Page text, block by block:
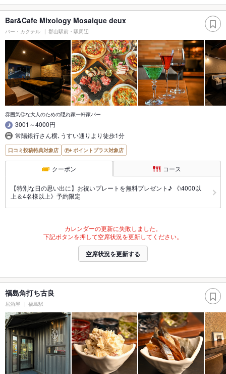
Bar&Cafe Mixology Mosaique deux
バー・カクテル 郡山駅前・駅周辺
雰囲気◎な大人のための隠れ家一軒家バー
3001～4000円
常陽銀行さん横､うすい通りより徒歩1分
口コミ投稿特典対象店 ポイントプラス対象店
クーポン コース
【特別な日の思い出に】お祝いプレートを無料プレゼント♪ 《\4000以
上＆4名様以上》予約限定
カレンダーの更新に失敗しました。
下記ボタンを押して空席状況を更新してください。
空席状況を更新する
福島角打ち古良
居酒屋 福島駅